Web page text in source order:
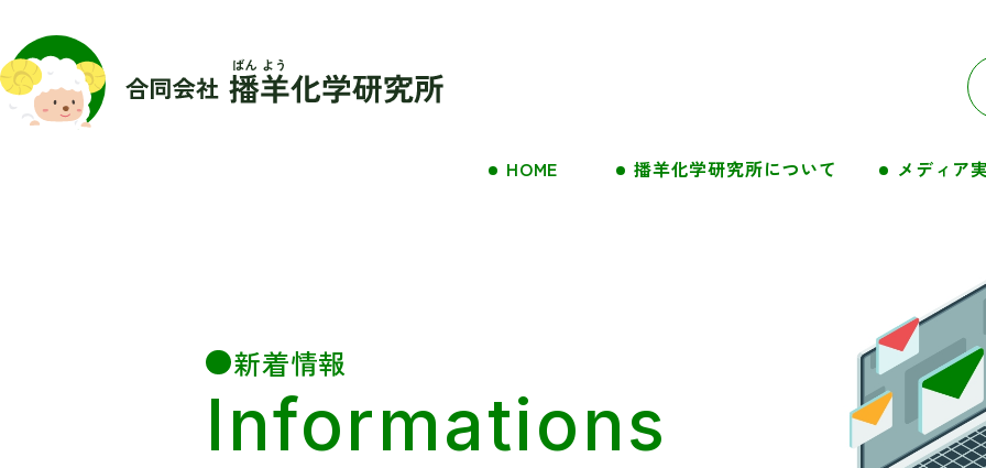
HOME 播羊化学研究所について メディア
新着情報
Informations